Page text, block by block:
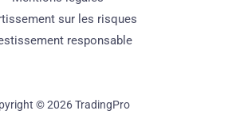
sur les risques
responsable
© 2026 TradingPro